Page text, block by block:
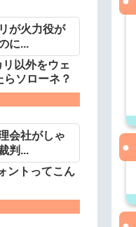
が火力役が
に...
リ以外をウェ
ソローネ？
会社がしゃ
判...
ントってこん